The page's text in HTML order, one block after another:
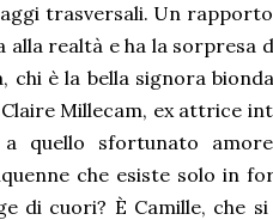
trasversali. Un
realtà e ha la sorpresa
chi è la bella signora
Millecam, ex attrice
quello sfortunato
che esiste solo in
di cuori? È Camille, che